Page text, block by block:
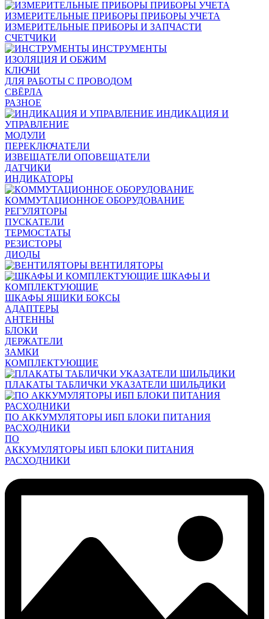
ИЗМЕРИТЕЛЬНЫЕ ПРИБОРЫ ПРИБОРЫ УЧЕТА
ИЗМЕРИТЕЛЬНЫЕ ПРИБОРЫ И ЗАПЧАСТИ
СЧЕТЧИКИ
ИНСТРУМЕНТЫ
ИЗОЛЯЦИЯ И ОБЖИМ
КЛЮЧИ
ДЛЯ РАБОТЫ С ПРОВОДОМ
СВЁРЛА
РАЗНОЕ
ИНДИКАЦИЯ И
УПРАВЛЕНИЕ
МОДУЛИ
ПЕРЕКЛЮЧАТЕЛИ
ИЗВЕЩАТЕЛИ ОПОВЕЩАТЕЛИ
ДАТЧИКИ
ИНДИКАТОРЫ
КОММУТАЦИОННОЕ ОБОРУДОВАНИЕ
РЕГУЛЯТОРЫ
ПУСКАТЕЛИ
ТЕРМОСТАТЫ
РЕЗИСТОРЫ
ДИОДЫ
ВЕНТИЛЯТОРЫ
ШКАФЫ И
КОМПЛЕКТУЮЩИЕ
ШКАФЫ ЯЩИКИ БОКСЫ
АДАПТЕРЫ
АНТЕННЫ
БЛОКИ
ДЕРЖАТЕЛИ
ЗАМКИ
КОМПЛЕКТУЮЩИЕ
ПЛАКАТЫ ТАБЛИЧКИ УКАЗАТЕЛИ ШИЛЬДИКИ
ПО АККУМУЛЯТОРЫ ИБП БЛОКИ ПИТАНИЯ
РАСХОДНИКИ
ПО
АККУМУЛЯТОРЫ ИБП БЛОКИ ПИТАНИЯ
РАСХОДНИКИ